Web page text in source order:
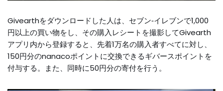
Givearthをダウンロードした人は、セブン‐イレブンで1,000
円以上の買い物をし、その購入レシートを撮影してGivearth
アプリ内から登録すると、先着1万名の購入者すべてに対し、
150円分のnanacoポイントに交換できるギバースポイントを
付与する。また、同時に50円分の寄付を行う。